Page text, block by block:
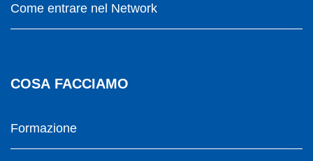
Come entrare nel Network
COSA FACCIAMO
Formazione